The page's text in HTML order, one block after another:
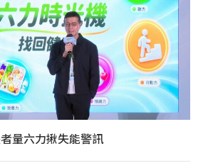
量六力揪失能警訊